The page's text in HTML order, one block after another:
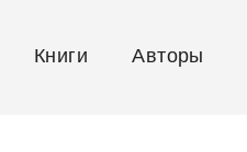
Книги Авторы